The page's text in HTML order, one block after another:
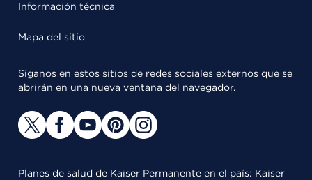
Información técnica
Mapa del sitio
Síganos en estos sitios de redes sociales externos que se
abrirán en una nueva ventana del navegador.
Planes de salud de Kaiser Permanente en el país: Kaiser